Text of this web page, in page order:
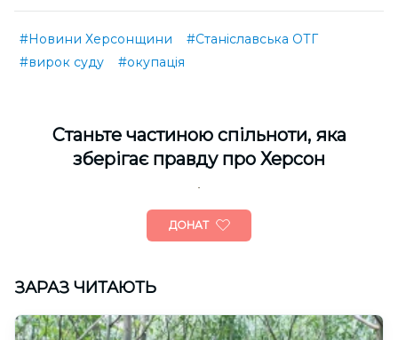
#Новини Херсонщини
#Станіславська ОТГ
#вирок суду
#окупація
Cтаньте частиною спільноти, яка
зберігає правду про Херсон
ДОНАТ
ЗАРАЗ ЧИТАЮТЬ